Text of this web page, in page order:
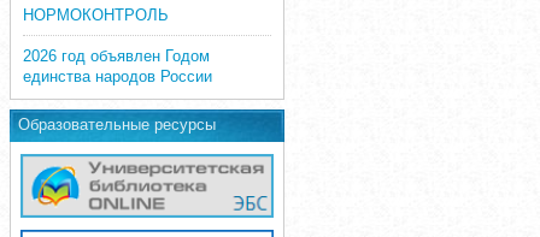
НОРМОКОНТРОЛЬ
2026 год объявлен Годом
единства народов России
Образовательные ресурсы